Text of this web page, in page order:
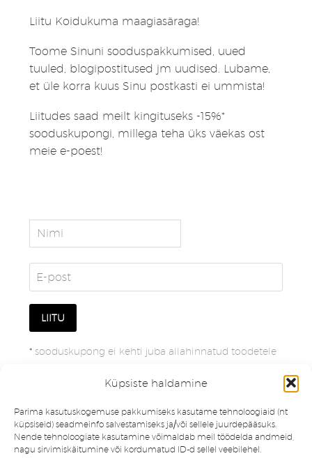
Küpsiste haldamine
Parima kasutuskogemuse pakkumiseks kasutame tehnoloogiaid (nt
küpsiseid) seadmeinfo salvestamiseks ja/või sellele juurdepääsuks.
Nende tehnoloogiate kasutamine võimaldab meil töödelda andmeid,
nagu sirvimiskäitumine või kordumatud ID-d sellel veebilehel.
Liitu Koidukuma maagiasäraga!
Toome Sinuni sooduspakkumised, uued
tuuled, blogipostitused jm uudised. Lubame,
et üle korra kuus Sinu postkasti ei ummista!
Liitudes saad meilt kingituseks -15%*
sooduskupongi, millega teha üks väekas ost
meie e-poest!
* sooduskupong ei kehti juba allahinnatud toodetele